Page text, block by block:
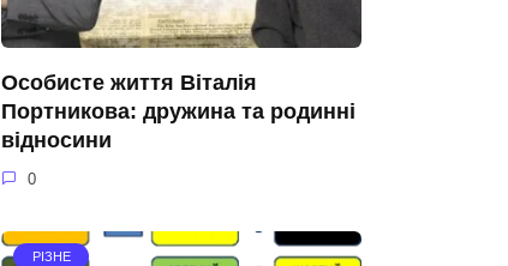
Особисте життя Віталія
Портникова: дружина та родинні
відносини
0
РІЗНЕ